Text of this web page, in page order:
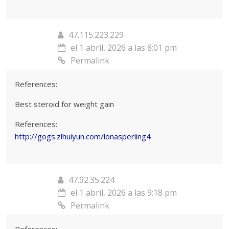
47.115.223.229
el 1 abril, 2026 a las 8:01 pm
Permalink
References:
Best steroid for weight gain
References:
http://gogs.zlhuiyun.com/lonasperling4
47.92.35.224
el 1 abril, 2026 a las 9:18 pm
Permalink